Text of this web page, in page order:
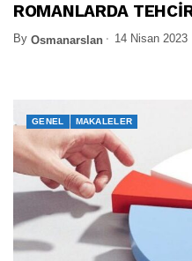
ROMANLARDA
By Osmanarslan 14 Nisan 2023
GENEL MAKALELER